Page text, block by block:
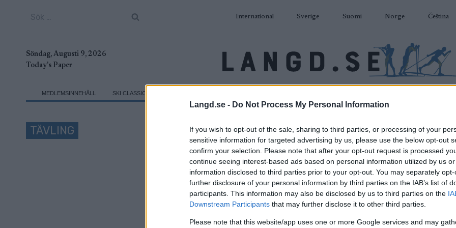
Langd.se - Do Not Process My Personal Information
If you wish to opt-out of the sale, sharing to third parties, or processing of your
sensitive information for targeted advertising by us, please use the below opt-out
confirm your selection. Please note that after your opt-out request is processed
continue seeing interest-based ads based on personal information utilized by us
information disclosed to third parties prior to your opt-out. You may separately
further disclosure of your personal information by third parties on the IAB’s list of
participants. This information may also be disclosed by us to third parties on the
Downstream Participants that may further disclose it to other third parties.
Please note that this website/app uses one or more Google services and may
International Sverige Suomi Norge Čeština
Söndag, Augusti 9, 2026
Today's Paper
MEDLEMSINNEHÅLL SKI CLASSICS
TÄVLING
Hovlandsnuten opp- NM
motbakke
Datum: 2022.06.11
Norway